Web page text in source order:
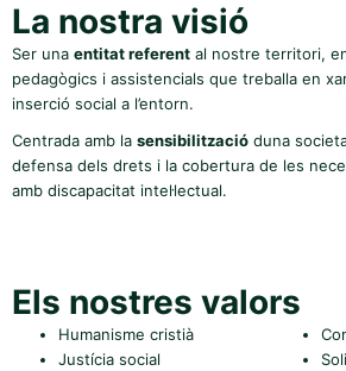
La nostra visió
Ser una entitat referent al nostre territori,
pedagògics i assistencials que treballa en
inserció social a l’entorn.
Centrada amb la sensibilització duna
defensa dels drets i la cobertura de les
amb discapacitat intel·lectual.
Els nostres valors
Humanisme cristià
Justícia social